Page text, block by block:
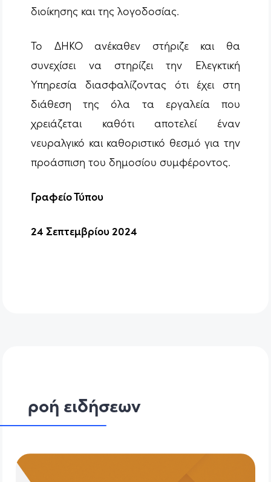
διοίκησης και της λογοδοσίας.
Το ΔΗΚΟ ανέκαθεν στήριζε και θα
συνεχίσει να στηρίζει την Ελεγκτική
Υπηρεσία διασφαλίζοντας ότι έχει στη
διάθεση της όλα τα εργαλεία που
χρειάζεται καθότι αποτελεί έναν
νευραλγικό και καθοριστικό θεσμό για την
προάσπιση του δημοσίου συμφέροντος.
Γραφείο Τύπου
24 Σεπτεμβρίου 2024
ροή ειδήσεων